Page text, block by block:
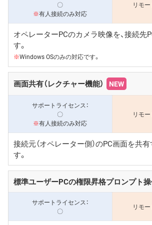
〇
※有人接続のみ対応
オペレーターPCのカメラ映像を、接続先
す。
※Windows OSのみの対応です。
画面共有（レクチャー機能） NEW
〇
※有人接続のみ対応
接続元（オペレーター側）のPC画面を共
す。
標準ユーザーPCの権限昇格プロンプト
〇